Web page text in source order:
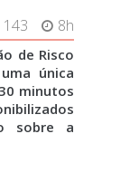
8h
143
de Risco
única
minutos
sobre a